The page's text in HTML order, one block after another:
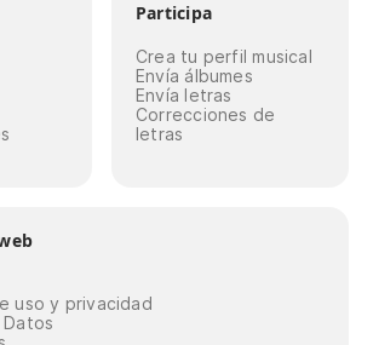
Participa
Crea tu perfil musical
Envía álbumes
Envía letras
Correcciones de
letras
uso y privacidad